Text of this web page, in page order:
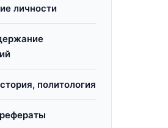
личности
политология